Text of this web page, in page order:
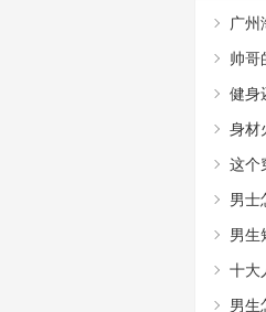
广州
烤肉
帅哥
健身
不敢
身材
嘛？
这个
男士
男生
十大
男生